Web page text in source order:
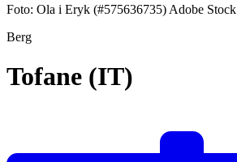
Foto: Ola i Eryk (#575636735) Adobe Stock
Berg
Tofane (IT)